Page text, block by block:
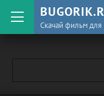
Скачай фильм для